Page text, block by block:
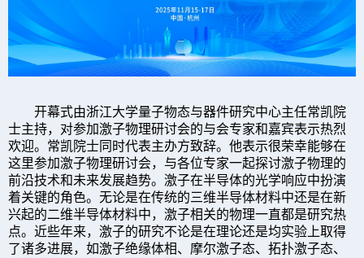
开幕式由浙江大学量子物态与器件研究中心主任常凯院
士主持，对参加激子物理研讨会的与会专家和嘉宾表示热烈
欢迎。常凯院士同时代表主办方致辞。他表示很荣幸能够在
这里参加激子物理研讨会，与各位专家一起探讨激子物理的
前沿技术和未来发展趋势。激子在半导体的光学响应中扮演
着关键的角色。无论是在传统的三维半导体材料中还是在新
兴起的二维半导体材料中，激子相关的物理一直都是研究热
点。近些年来，激子的研究不论是在理论还是均实验上取得
了诸多进展，如激子绝缘体相、摩尔激子态、拓扑激子态、